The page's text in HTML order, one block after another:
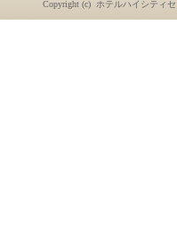
Copyright (c) ホテルハイシティ